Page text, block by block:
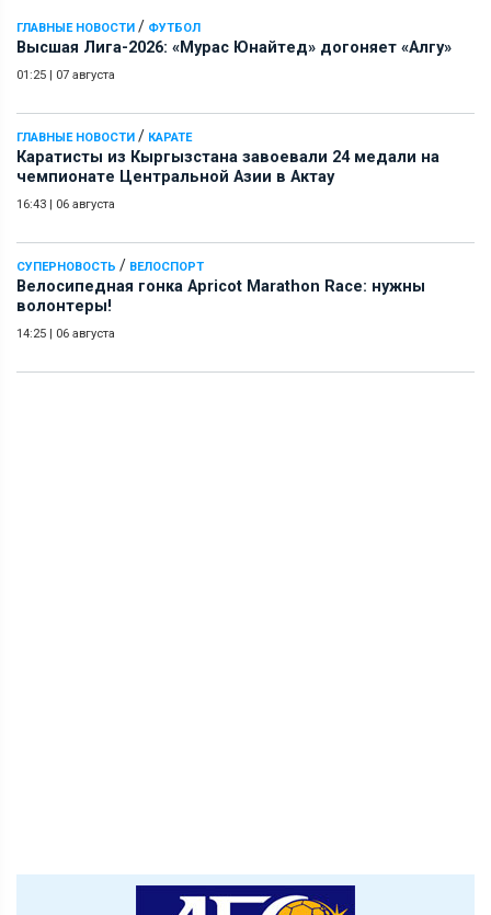
ГЛАВНЫЕ НОВОСТИ / ФУТБОЛ
Высшая Лига-2026: «Мурас Юнайтед» догоняет «Алгу»
01:25 | 07 августа
ГЛАВНЫЕ НОВОСТИ / КАРАТЕ
Каратисты из Кыргызстана завоевали 24 медали на
чемпионате Центральной Азии в Актау
16:43 | 06 августа
СУПЕРНОВОСТЬ / ВЕЛОСПОРТ
Велосипедная гонка Apricot Marathon Race: нужны
волонтеры!
14:25 | 06 августа